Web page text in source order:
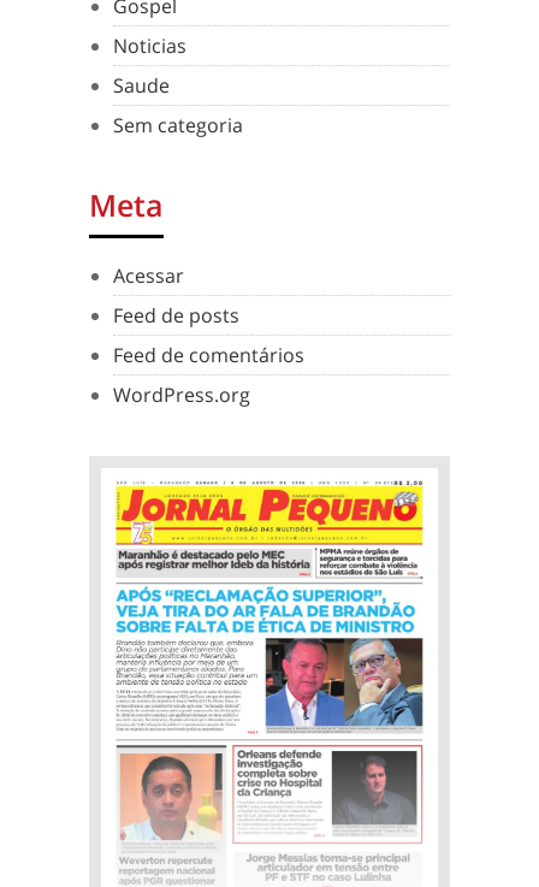
Gospel
Noticias
Saude
Sem categoria
Meta
Acessar
Feed de posts
Feed de comentários
WordPress.org